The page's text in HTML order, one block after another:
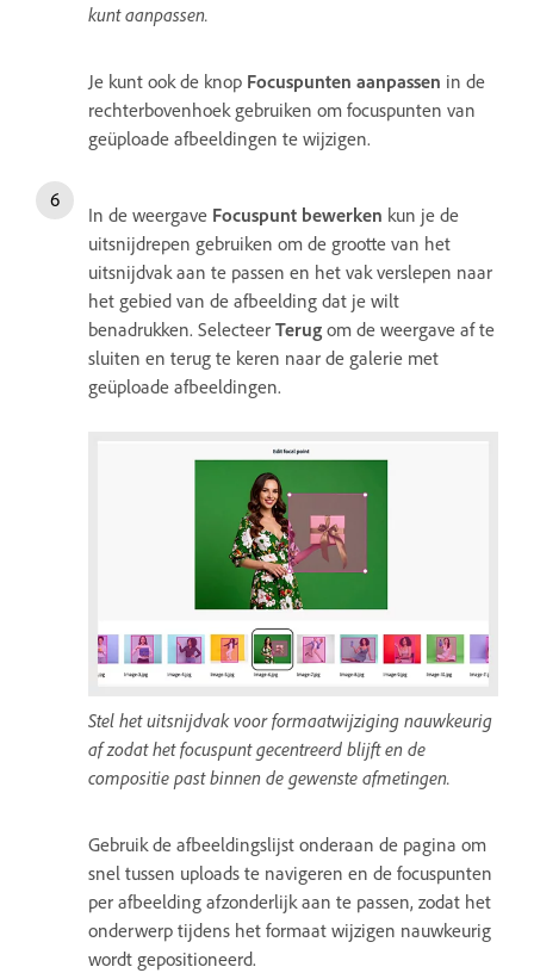
kunt aanpassen.
Je kunt ook de knop Focuspunten aanpassen in de
rechterbovenhoek gebruiken om focuspunten van
geüploade afbeeldingen te wijzigen.
In de weergave Focuspunt bewerken kun je de
uitsnijdrepen gebruiken om de grootte van het
uitsnijdvak aan te passen en het vak verslepen naar
het gebied van de afbeelding dat je wilt
benadrukken. Selecteer Terug om de weergave af te
sluiten en terug te keren naar de galerie met
geüploade afbeeldingen.
Stel het uitsnijdvak voor formaatwijziging nauwkeurig
af zodat het focuspunt gecentreerd blijft en de
compositie past binnen de gewenste afmetingen.
Gebruik de afbeeldingslijst onderaan de pagina om
snel tussen uploads te navigeren en de focuspunten
per afbeelding afzonderlijk aan te passen, zodat het
onderwerp tijdens het formaat wijzigen nauwkeurig
wordt gepositioneerd.